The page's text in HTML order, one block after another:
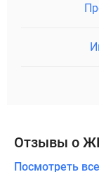
Отзывы о
Посмотреть